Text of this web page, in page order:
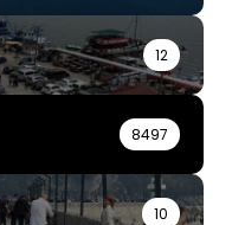
12
8497
10